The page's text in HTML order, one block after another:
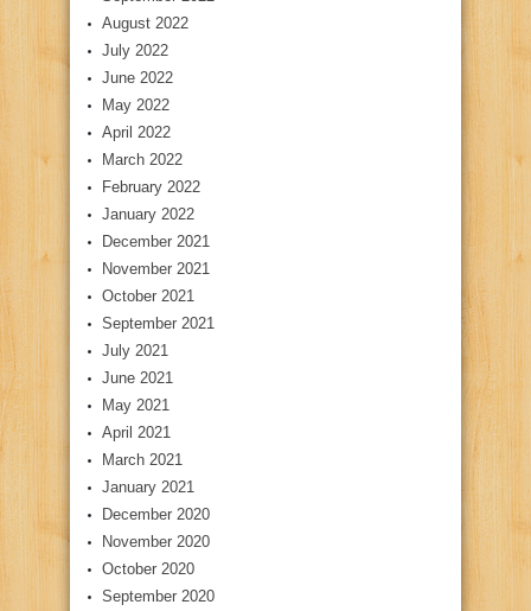
August 2022
July 2022
June 2022
May 2022
April 2022
March 2022
February 2022
January 2022
December 2021
November 2021
October 2021
September 2021
July 2021
June 2021
May 2021
April 2021
March 2021
January 2021
December 2020
November 2020
October 2020
September 2020